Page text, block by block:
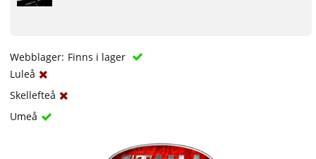
Webblager: Finns i lager
Luleå
Skellefteå
Umeå